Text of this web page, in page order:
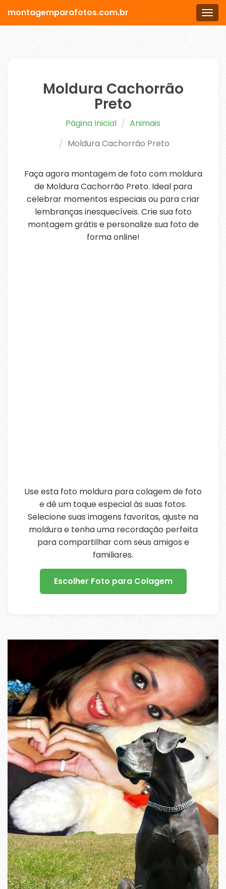
Menu
montagemparafotos.com.br
Moldura Cachorrão
Preto
Página Inicial
Animais
Moldura Cachorrão Preto
Faça agora montagem de foto com moldura
de Moldura Cachorrão Preto. Ideal para
celebrar momentos especiais ou para criar
lembranças inesquecíveis. Crie sua foto
montagem grátis e personalize sua foto de
forma online!
Use esta foto moldura para colagem de foto
e dê um toque especial às suas fotos.
Selecione suas imagens favoritas, ajuste na
moldura e tenha uma recordação perfeita
para compartilhar com seus amigos e
familiares.
Escolher Foto para Colagem